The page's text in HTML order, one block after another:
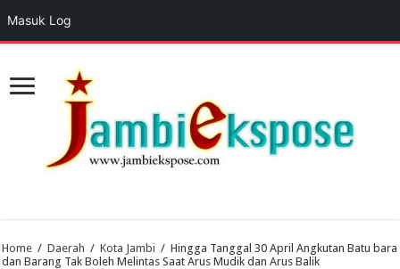
Home / Daerah / Kota Jambi / Hingga Tanggal 30 April Angkutan Batu bara
dan Barang Tak Boleh Melintas Saat Arus Mudik dan Arus Balik
Masuk Log